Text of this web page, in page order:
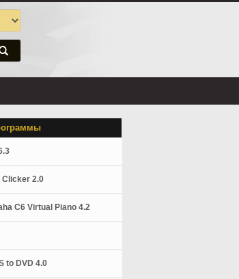
Clicker 2.0
C6 Virtual Piano 4.2
to DVD 4.0